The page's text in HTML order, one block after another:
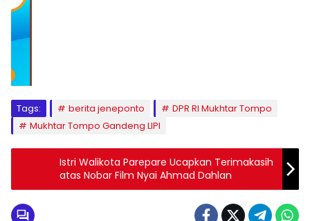
Tags: berita jeneponto
DPR RI Mukhtar Tompo
Mukhtar Tompo Gandeng LIPI
Istri Walikota Parepare Ucapkan Terimakasih
atas Nobar Film Nyai Ahmad Dahlan